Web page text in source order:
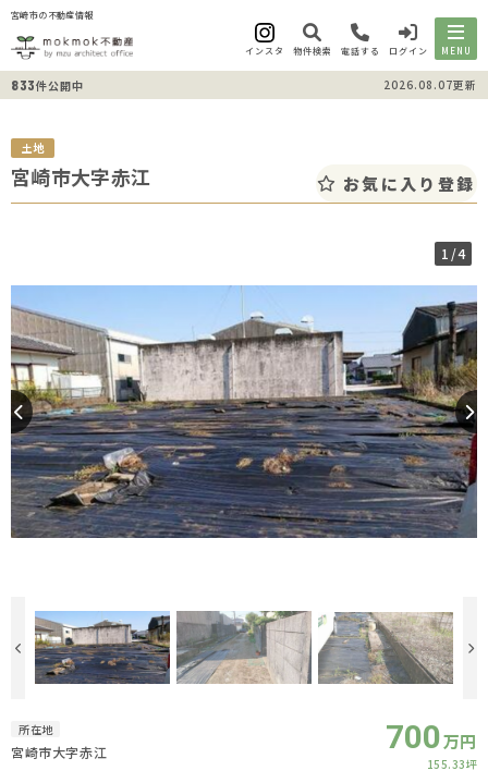
宮崎市の不動産情報
インスタ 物件検索 電話する ログイン MENU
833件公開中 2026.08.07更新
土地
宮崎市大字赤江 お気に入り登録
1/4
所在地
宮崎市大字赤江 700万円
155.33坪